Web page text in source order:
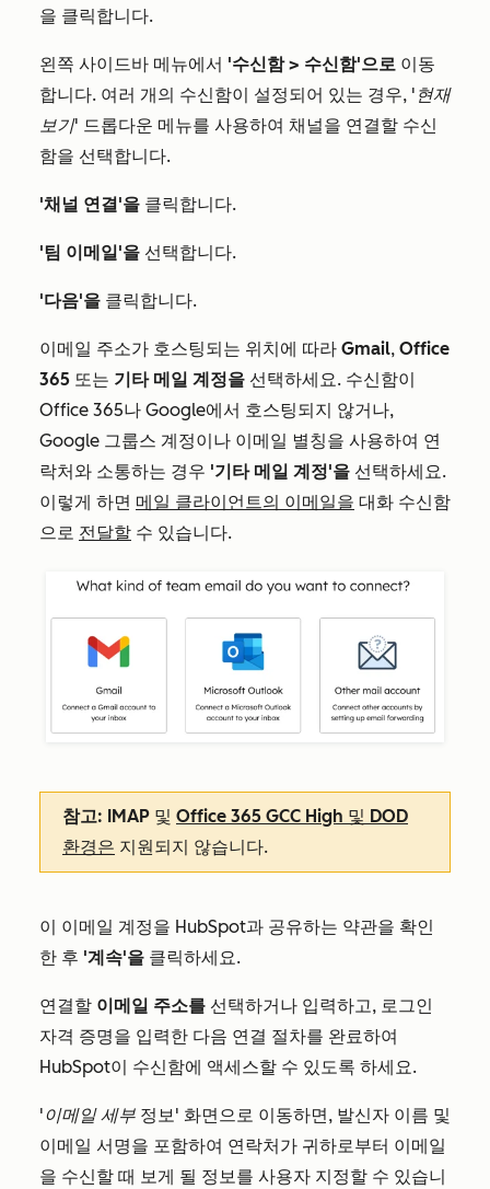
을 클릭합니다.
왼쪽 사이드바 메뉴에서 '수신함 > 수신함'으로 이동
합니다. 여러 개의 수신함이 설정되어 있는 경우, '현재
보기' 드롭다운 메뉴를 사용하여 채널을 연결할 수신
함을 선택합니다.
'채널 연결'을 클릭합니다.
'팀 이메일'을 선택합니다.
'다음'을 클릭합니다.
이메일 주소가 호스팅되는 위치에 따라 Gmail, Office
365 또는 기타 메일 계정을 선택하세요. 수신함이
Office 365나 Google에서 호스팅되지 않거나,
Google 그룹스 계정이나 이메일 별칭을 사용하여 연
락처와 소통하는 경우 '기타 메일 계정'을 선택하세요.
이렇게 하면 메일 클라이언트의 이메일을 대화 수신함
으로 전달할 수 있습니다.
참고: IMAP 및 Office 365 GCC High 및 DOD
환경은 지원되지 않습니다.
이 이메일 계정을 HubSpot과 공유하는 약관을 확인
한 후 '계속'을 클릭하세요.
연결할 이메일 주소를 선택하거나 입력하고, 로그인
자격 증명을 입력한 다음 연결 절차를 완료하여
HubSpot이 수신함에 액세스할 수 있도록 하세요.
'이메일 세부 정보' 화면으로 이동하면, 발신자 이름 및
이메일 서명을 포함하여 연락처가 귀하로부터 이메일
을 수신할 때 보게 될 정보를 사용자 지정할 수 있습니